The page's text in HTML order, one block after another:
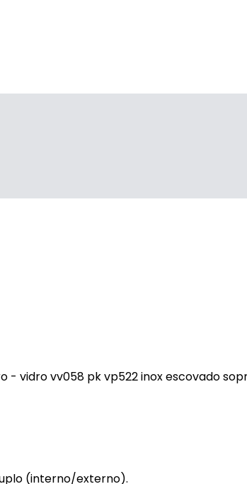
vidro vv058 pk vp522 inox escovado
(interno/externo).